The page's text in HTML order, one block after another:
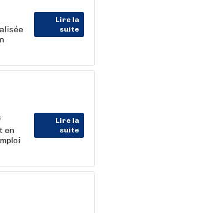
Lire la
suite
Lire la
suite
en